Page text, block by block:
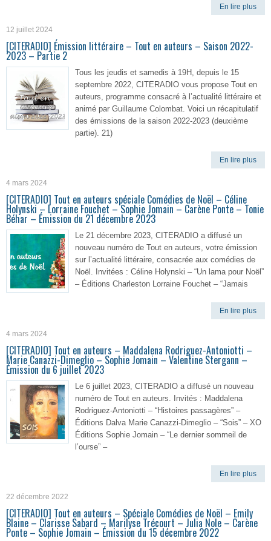
En lire plus
12 juillet 2024
[CITERADIO] Émission littéraire – Tout en auteurs – Saison 2022-
2023 – Partie 2
Tous les jeudis et samedis à 19H, depuis le 15
septembre 2022, CITERADIO vous propose Tout en
auteurs, programme consacré à l’actualité littéraire et
animé par Guillaume Colombat. Voici un récapitulatif
des émissions de la saison 2022-2023 (deuxième
partie). 21)
En lire plus
4 mars 2024
[CITERADIO] Tout en auteurs spéciale Comédies de Noël – Céline
Holynski – Lorraine Fouchet – Sophie Jomain – Carène Ponte – Tonie
Béhar – Émission du 21 décembre 2023
Le 21 décembre 2023, CITERADIO a diffusé un
nouveau numéro de Tout en auteurs, votre émission
sur l’actualité littéraire, consacrée aux comédies de
Noël. Invitées : Céline Holynski – “Un lama pour Noël”
– Éditions Charleston Lorraine Fouchet – “Jamais
En lire plus
4 mars 2024
[CITERADIO] Tout en auteurs – Maddalena Rodriguez-Antoniotti –
Marie Canazzi-Dimeglio – Sophie Jomain – Valentine Stergann –
Émission du 6 juillet 2023
Le 6 juillet 2023, CITERADIO a diffusé un nouveau
numéro de Tout en auteurs. Invités : Maddalena
Rodriguez-Antoniotti – “Histoires passagères” –
Éditions Dalva Marie Canazzi-Dimeglio – “Sois” – XO
Éditions Sophie Jomain – “Le dernier sommeil de
l’ourse” –
En lire plus
22 décembre 2022
[CITERADIO] Tout en auteurs – Spéciale Comédies de Noël – Emily
Blaine – Clarisse Sabard – Marilyse Trécourt – Julia Nole – Carène
Ponte – Sophie Jomain – Émission du 15 décembre 2022